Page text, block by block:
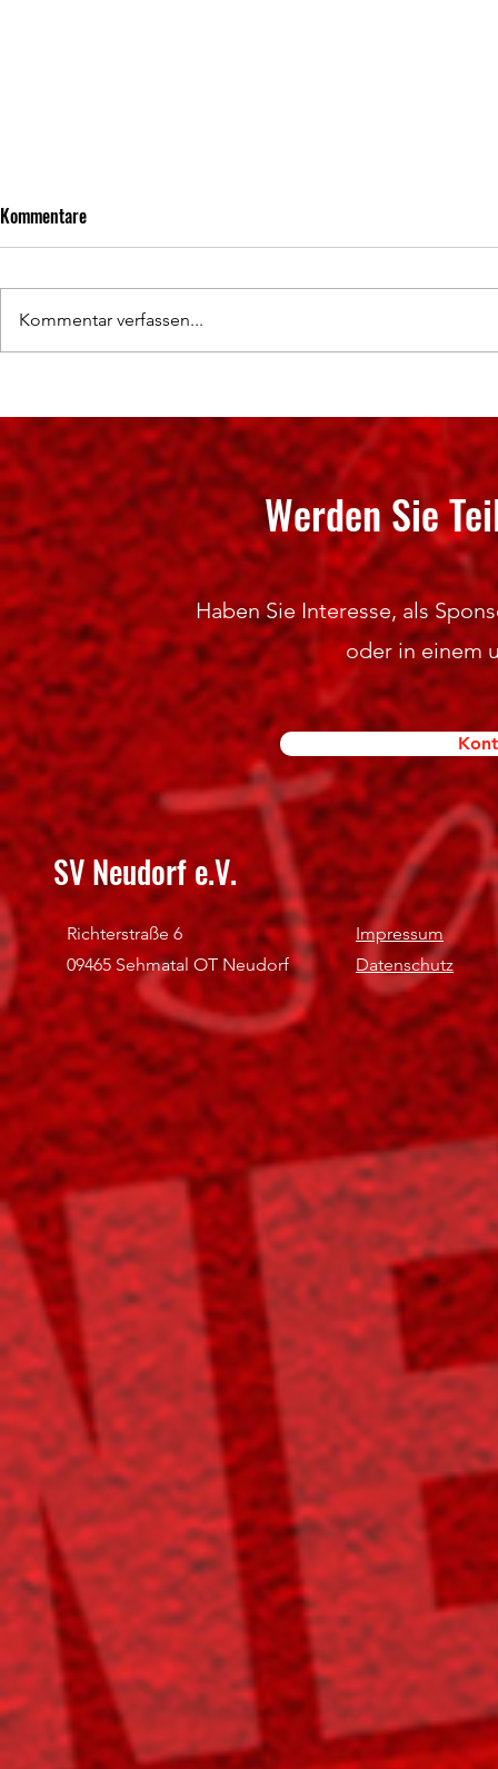
spannende Titelentscheidungen
Kommentare
Kommentar verfassen...
Werden Sie
Haben Sie Interesse, als
oder in einem
SV Neudorf e.V.
Richterstraße 6
09465 Sehmatal OT Neudorf
Impressum
Datenschutz